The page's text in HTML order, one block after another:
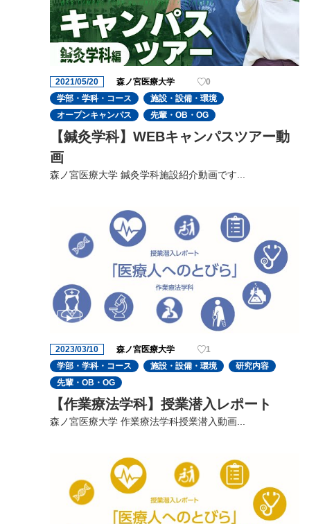
2021/05/20 森ノ宮医療大学
0
学部・学科・コース
施設・設備・環境
オープンキャンパス
先輩・OB・OG
【鍼灸学科】WEBキャンパスツアー動
画
森ノ宮医療大学 鍼灸学科施設紹介動画です...
2023/03/10 森ノ宮医療大学
1
学部・学科・コース
施設・設備・環境
研究内容
先輩・OB・OG
【作業療法学科】授業潜入レポート
森ノ宮医療大学 作業療法学科授業潜入動画...